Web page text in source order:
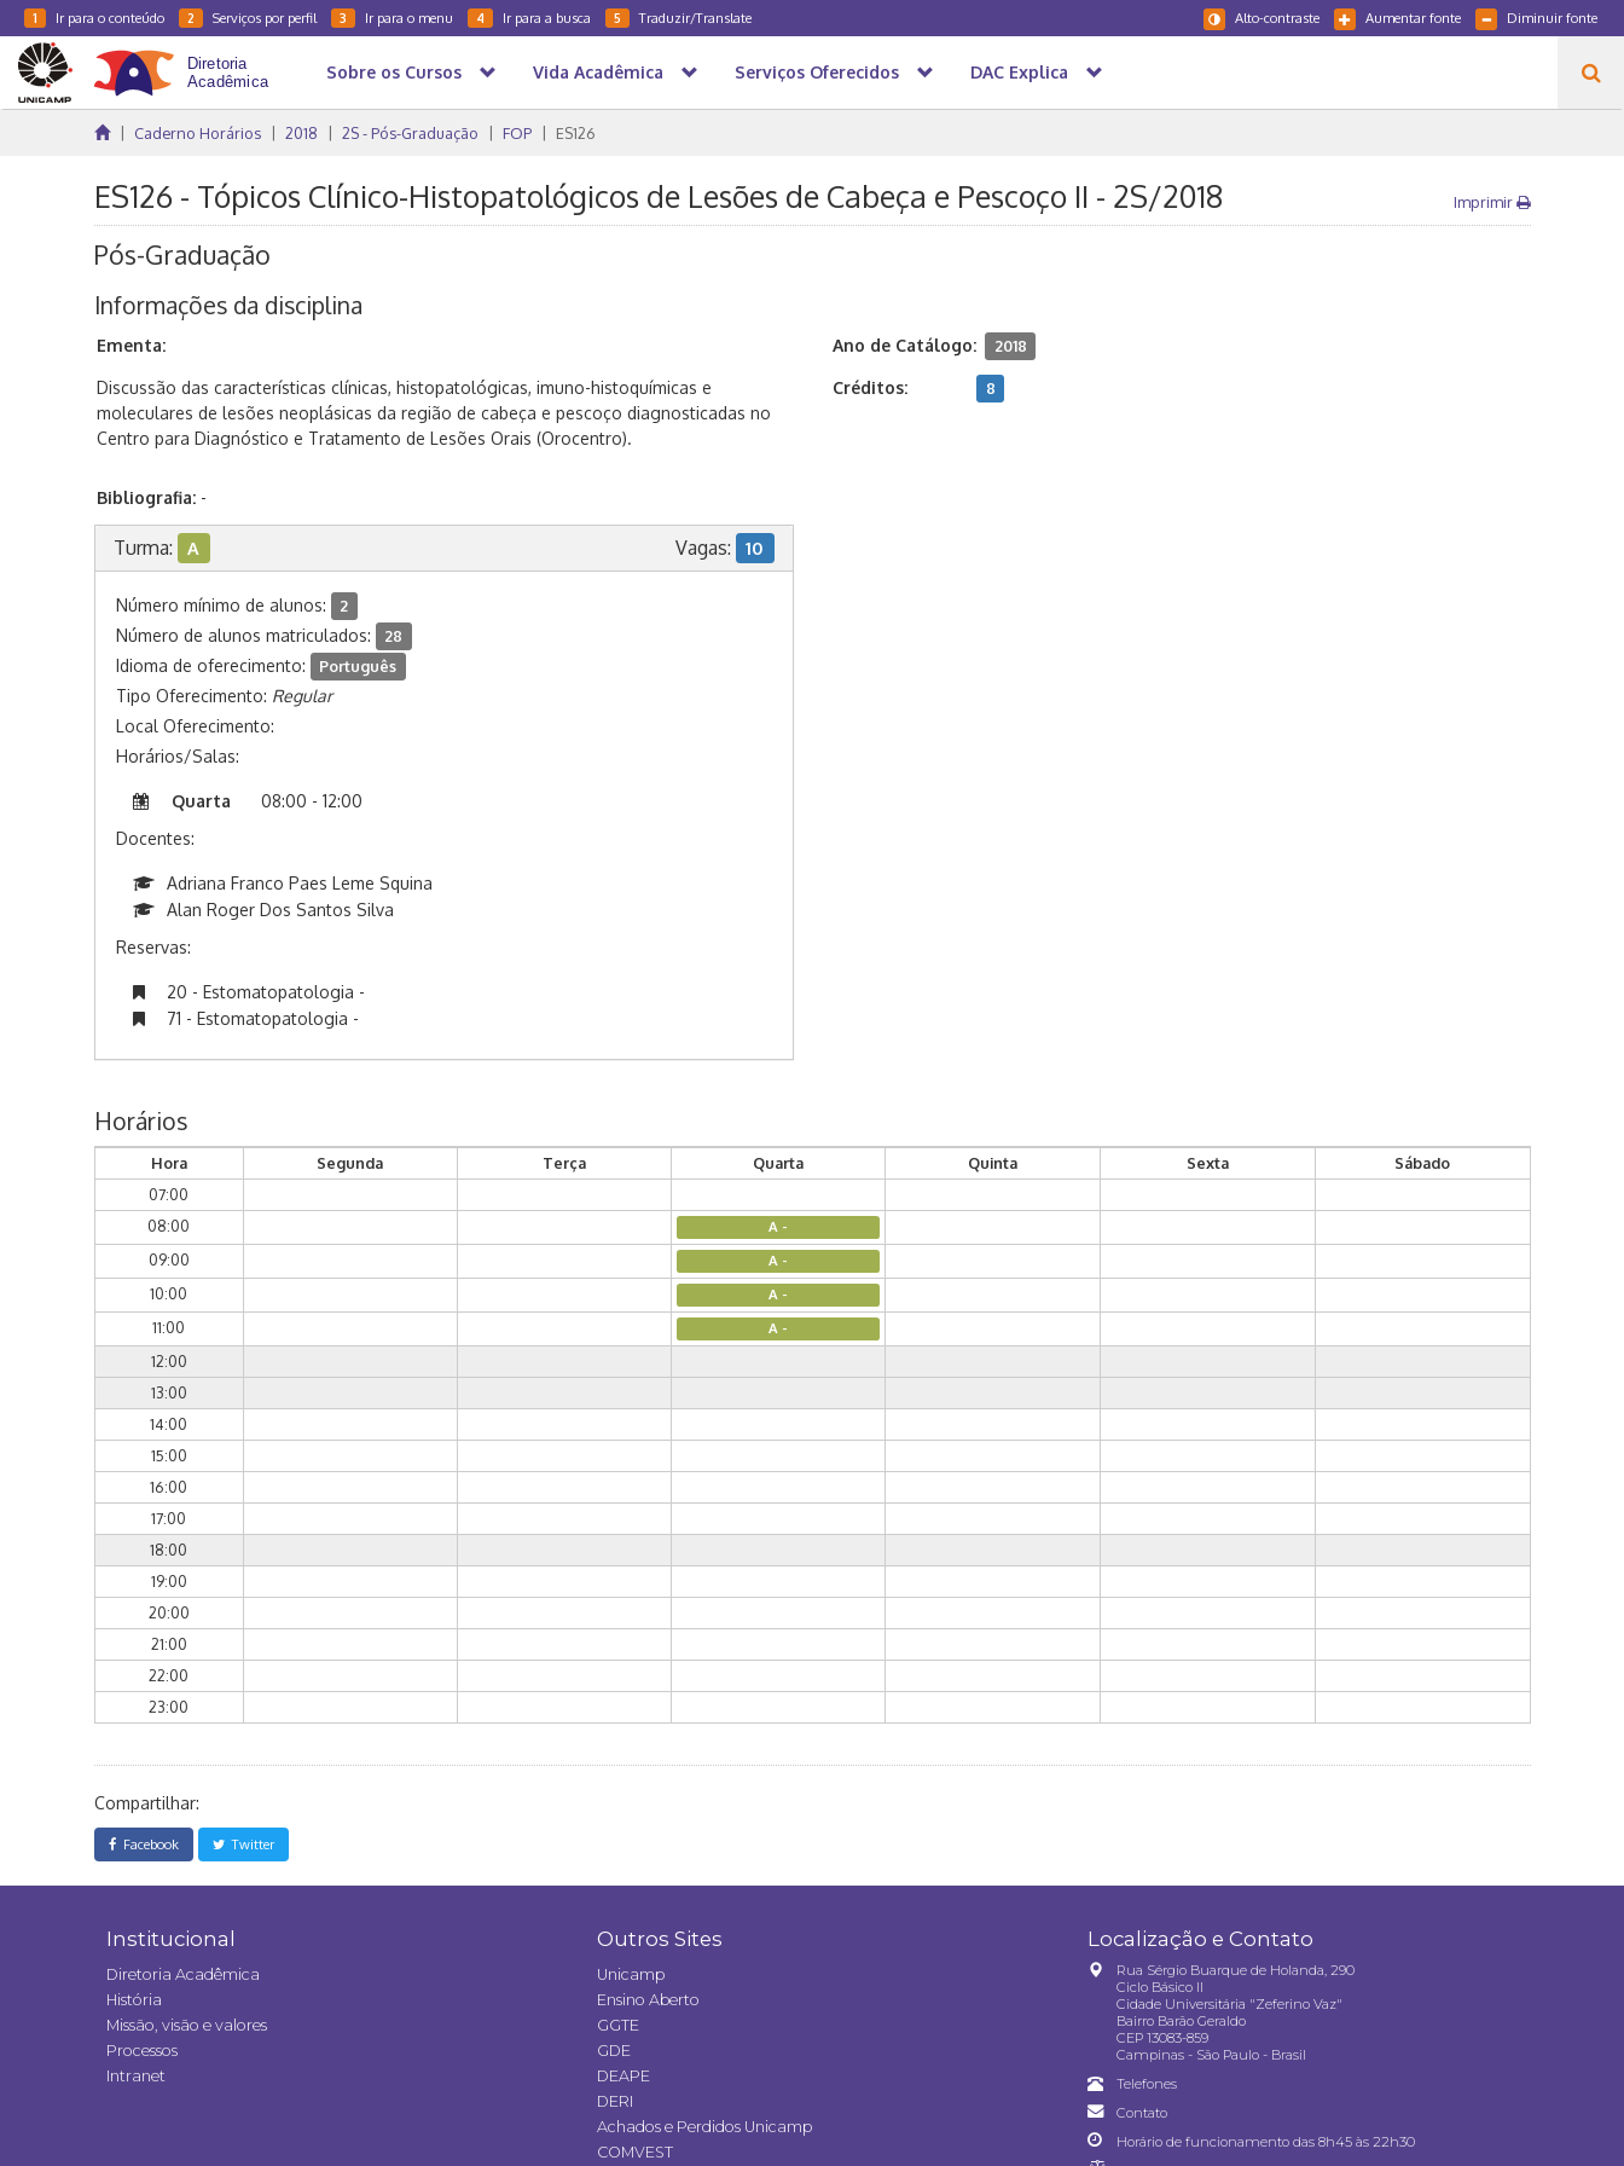
1 Ir para o conteúdo 2 Serviços por perfil 3 Ir para o menu 4 Ir para a busca 5 Traduzir/Translate Diminuir fonte
Aumentar fonte
Alto-contraste
Sobre os Cursos Vida Acadêmica Serviços Oferecidos DAC Explica
Caderno Horários 2018 2S - Pós-Graduação FOP ES126
ES126 - Tópicos Clínico-Histopatológicos de Lesões de Cabeça e Pescoço II - 2S/2018 Imprimir
Pós-Graduação
Informações da disciplina
Ementa:
Discussão das características clínicas, histopatológicas, imuno-histoquímicas e
moleculares de lesões neoplásicas da região de cabeça e pescoço diagnosticadas no
Centro para Diagnóstico e Tratamento de Lesões Orais (Orocentro).
Bibliografia:-
Ano de Catálogo: 2018
Créditos: 8
Turma: A Vagas: 10
Número mínimo de alunos: 2
Número de alunos matriculados: 28
Idioma de oferecimento: Português
Tipo Oferecimento: Regular
Local Oferecimento:
Horários/Salas:
Quarta
08:00 - 12:00
Docentes:
Adriana Franco Paes Leme Squina
Alan Roger Dos Santos Silva
Reservas:
20 - Estomatopatologia -
71 - Estomatopatologia -
Horários
Hora Segunda Terça Quarta Quinta Sexta
Sábado
07:00
08:00
A -
09:00 A -
10:00 A -
11:00 A -
12:00
13:00
14:00
15:00
16:00
17:00
18:00
19:00
20:00
21:00
22:00
23:00
Compartilhar:
Facebook Twitter
Institucional
Diretoria Acadêmica
História
Missão, visão e valores
Processos
Intranet
Outros Sites
Unicamp
Ensino Aberto
GGTE
GDE
DEAPE
DERI
Achados e Perdidos Unicamp
COMVEST
Localização e Contato
Rua Sérgio Buarque de Holanda, 290
Ciclo Básico II
Cidade Universitária "Zeferino Vaz"
Bairro Barão Geraldo
CEP 13083-859
Campinas - São Paulo - Brasil
Telefones
Contato
Horário de funcionamento das 8h45 às 22h30